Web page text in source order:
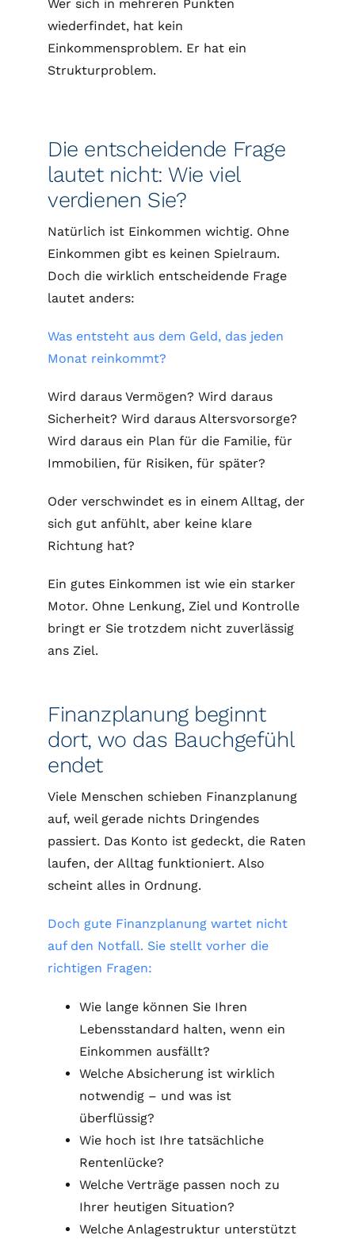
Wer sich in mehreren Punkten
wiederfindet, hat kein
Einkommensproblem. Er hat ein
Strukturproblem.
Die entscheidende Frage
lautet nicht: Wie viel
verdienen Sie?
Natürlich ist Einkommen wichtig. Ohne
Einkommen gibt es keinen Spielraum.
Doch die wirklich entscheidende Frage
lautet anders:
Was entsteht aus dem Geld, das jeden
Monat reinkommt?
Wird daraus Vermögen? Wird daraus
Sicherheit? Wird daraus Altersvorsorge?
Wird daraus ein Plan für die Familie, für
Immobilien, für Risiken, für später?
Oder verschwindet es in einem Alltag, der
sich gut anfühlt, aber keine klare
Richtung hat?
Ein gutes Einkommen ist wie ein starker
Motor. Ohne Lenkung, Ziel und Kontrolle
bringt er Sie trotzdem nicht zuverlässig
ans Ziel.
Finanzplanung beginnt
dort, wo das Bauchgefühl
endet
Viele Menschen schieben Finanzplanung
auf, weil gerade nichts Dringendes
passiert. Das Konto ist gedeckt, die Raten
laufen, der Alltag funktioniert. Also
scheint alles in Ordnung.
Doch gute Finanzplanung wartet nicht
auf den Notfall. Sie stellt vorher die
richtigen Fragen:
Wie lange können Sie Ihren
Lebensstandard halten, wenn ein
Einkommen ausfällt?
Welche Absicherung ist wirklich
notwendig – und was ist
überflüssig?
Wie hoch ist Ihre tatsächliche
Rentenlücke?
Welche Verträge passen noch zu
Ihrer heutigen Situation?
Welche Anlagestruktur unterstützt